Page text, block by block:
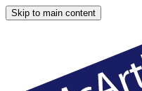
Skip to main content